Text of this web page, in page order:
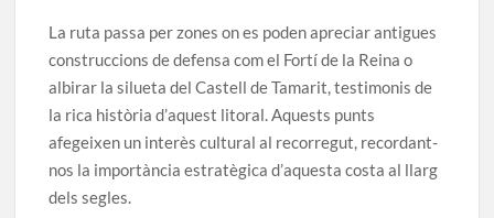
La ruta passa per zones on es poden apreciar antigues
construccions de defensa com el Fortí de la Reina o
albirar la silueta del Castell de Tamarit, testimonis de
la rica història d’aquest litoral. Aquests punts
afegeixen un interès cultural al recorregut, recordant-
nos la importància estratègica d’aquesta costa al llarg
dels segles.